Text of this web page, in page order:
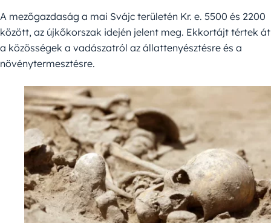
A mezőgazdaság a mai Svájc területén Kr. e. 5500 és 2200
között, az újkőkorszak idején jelent meg. Ekkortájt tértek át
a közösségek a vadászatról az állattenyésztésre és a
növénytermesztésre.